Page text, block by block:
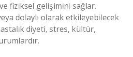
fiziksel gelişimini sağlar.
dolaylı olarak etkileyebilecek
diyeti, stres, kültür,